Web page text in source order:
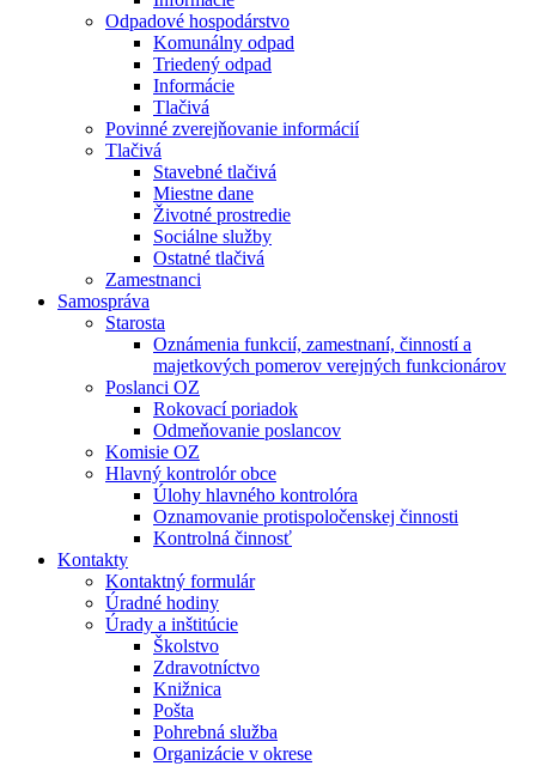
Odpadové hospodárstvo
Komunálny odpad
Triedený odpad
Informácie
Tlačivá
Povinné zverejňovanie informácií
Tlačivá
Stavebné tlačivá
Miestne dane
Životné prostredie
Sociálne služby
Ostatné tlačivá
Zamestnanci
Samospráva
Starosta
Oznámenia funkcií, zamestnaní, činností a
majetkových pomerov verejných funkcionárov
Poslanci OZ
Rokovací poriadok
Odmeňovanie poslancov
Komisie OZ
Hlavný kontrolór obce
Úlohy hlavného kontrolóra
Oznamovanie protispoločenskej činnosti
Kontrolná činnosť
Kontakty
Kontaktný formulár
Úradné hodiny
Úrady a inštitúcie
Školstvo
Zdravotníctvo
Knižnica
Pošta
Pohrebná služba
Organizácie v okrese